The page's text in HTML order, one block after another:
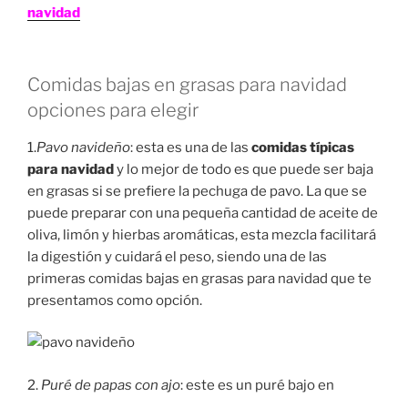
navidad
Comidas bajas en grasas para navidad
opciones para elegir
1.Pavo navideño: esta es una de las comidas típicas
para navidady lo mejor de todo es que puede ser baja
en grasas si se prefiere la pechuga de pavo. La que se
puede preparar con una pequeña cantidad de aceite de
oliva, limón y hierbas aromáticas, esta mezcla facilitará
la digestión y cuidará el peso, siendo una de las
primeras comidas bajas en grasas para navidad que te
presentamos como opción.
2. Puré de papas con ajo: este es un puré bajo en